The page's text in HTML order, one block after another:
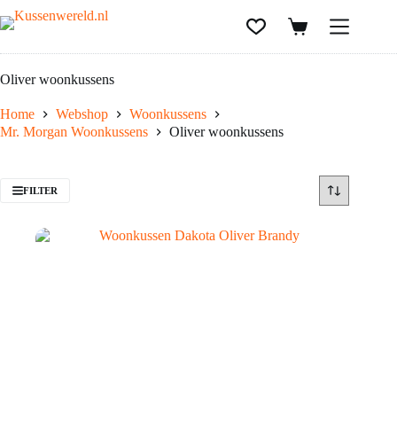
Oliver woonkussens
Home Webshop
Woonkussens
Mr. Morgan Woonkussens
Oliver woonkussens
FILTER